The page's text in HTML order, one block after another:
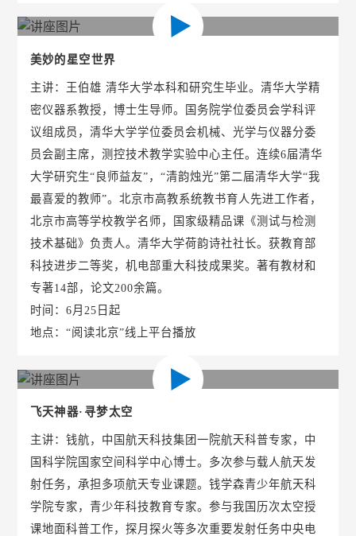
美妙的星空世界
主讲：王伯雄 清华大学本科和研究生毕业。清华大学精
密仪器系教授，博士生导师。国务院学位委员会学科评
议组成员，清华大学学位委员会机械、光学与仪器分委
员会副主席，测控技术教学实验中心主任。连续6届清华
大学研究生“良师益友”，“清韵烛光”第二届清华大学“我
最喜爱的教师”。北京市高教系统教书育人先进工作者，
北京市高等学校教学名师，国家级精品课《测试与检测
技术基础》负责人。清华大学荷韵诗社社长。获教育部
科技进步二等奖，机电部重大科技成果奖。著有教材和
专著14部，论文200余篇。
时间：6月25日起
地点：“阅读北京”线上平台播放
飞天神器·寻梦太空
主讲：钱航，中国航天科技集团一院航天科普专家，中
国科学院国家空间科学中心博士。多次参与载人航天发
射任务，承担多项航天专业课题。钱学森青少年航天科
学院专家，青少年科技教育专家。参与我国历次太空授
课地面科普工作，探月探火等多次重要发射任务中央电